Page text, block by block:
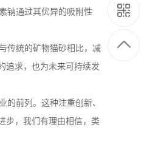
钠通过其优异的吸附性
传统的矿物猫砂相比，减
追求，也为未来可持续发
前列。这种注重创新、
步，我们有理由相信，类